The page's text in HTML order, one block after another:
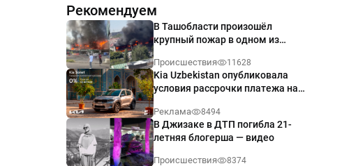
Рекомендуем
В Ташобласти произошёл
крупный пожар в одном из
Происшествия 11628
Kia Uzbekistan опубликовала
условия рассрочки платежа на
годовых
Реклама 8494
В Джизаке в ДТП погибла 21-
летняя блогерша — видео
Происшествия 8374